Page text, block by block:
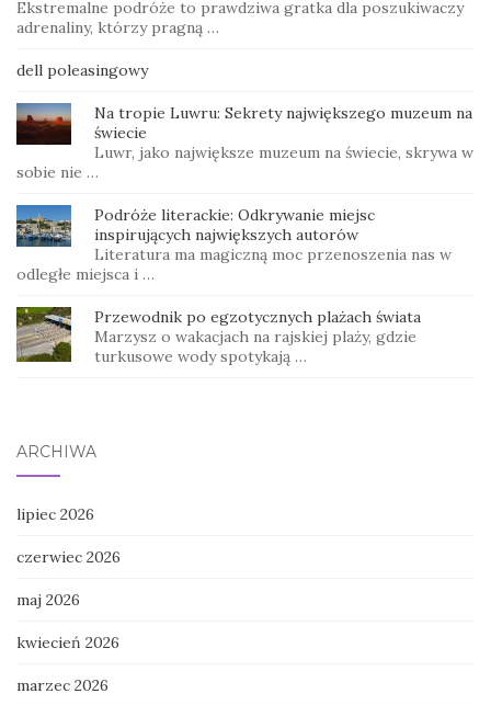
Ekstremalne podróże to prawdziwa gratka dla poszukiwaczy
adrenaliny, którzy pragną …
dell poleasingowy
Na tropie Luwru: Sekrety największego muzeum na
świecie
Luwr, jako największe muzeum na świecie, skrywa w
sobie nie …
Podróże literackie: Odkrywanie miejsc
inspirujących największych autorów
Literatura ma magiczną moc przenoszenia nas w
odległe miejsca i …
Przewodnik po egzotycznych plażach świata
Marzysz o wakacjach na rajskiej plaży, gdzie
turkusowe wody spotykają …
ARCHIWA
lipiec 2026
czerwiec 2026
maj 2026
kwiecień 2026
marzec 2026